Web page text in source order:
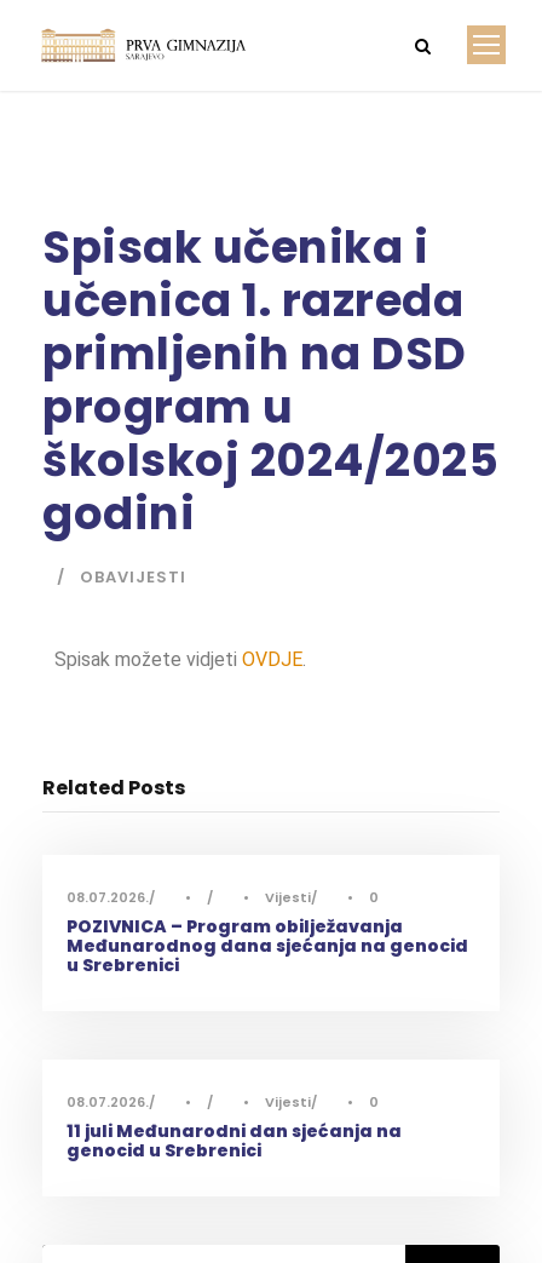
Spisak učenika i
učenica 1. razreda
primljenih na DSD
program u
školskoj 2024/2025
godini
OBAVIJESTI
Spisak možete vidjeti OVDJE.
Related Posts
08.07.2026. • • Vijesti • 0
POZIVNICA – Program obilježavanja
Međunarodnog dana sjećanja na genocid
u Srebrenici
08.07.2026. • • Vijesti • 0
11 juli Međunarodni dan sjećanja na
genocid u Srebrenici